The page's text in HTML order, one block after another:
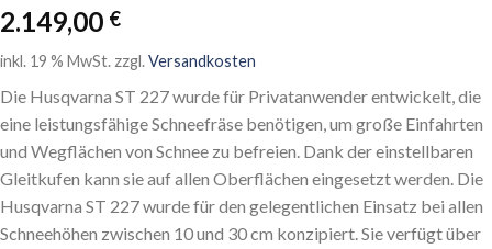
2.149,00 €
inkl. 19 % MwSt. zzgl.Versandkosten
Die Husqvarna ST 227 wurde für Privatanwender entwickelt, die
eine leistungsfähige Schneefräse benötigen, um große Einfahrten
und Wegflächen von Schnee zu befreien. Dank der einstellbaren
Gleitkufen kann sie auf allen Oberflächen eingesetzt werden. Die
Husqvarna ST 227 wurde für den gelegentlichen Einsatz bei allen
Schneehöhen zwischen 10 und 30 cm konzipiert. Sie verfügt über